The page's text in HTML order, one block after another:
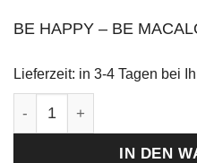
BE HAPPY – BE
Lieferzeit: in 3-4 Tagen bei
Anzahl
IN DEN